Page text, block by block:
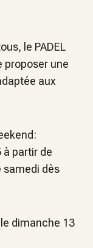
le PADEL
proposer une
aux
partir de
samedi dès
dimanche 13